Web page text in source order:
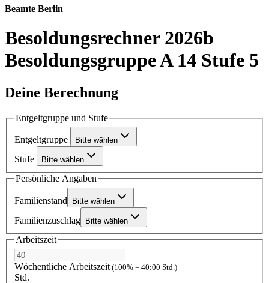
Beamte Berlin
Besoldungsrechner 2026b
Besoldungsgruppe A 14 Stufe 5
Deine Berechnung
Entgeltgruppe und Stufe
Entgeltgruppe Bitte wählen
Stufe Bitte wählen
Persönliche Angaben
Familienstand Bitte wählen
Familienzuschlag Bitte wählen
Arbeitszeit
Wöchentliche Arbeitszeit (100% = 40:00 Std.)
Std.